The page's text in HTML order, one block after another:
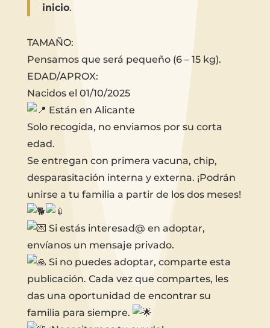
inicio.
TAMAÑO:
Pensamos que será pequeño (6 – 15 kg).
EDAD/APROX:
Nacidos el 01/10/2025
Están en Alicante
Solo recogida, no enviamos por su corta
edad.
Se entregan con primera vacuna, chip,
desparasitación interna y externa. ¡Podrán
unirse a tu familia a partir de los dos meses!
Si estás interesad@ en adoptar,
envíanos un mensaje privado.
Si no puedes adoptar, comparte esta
publicación. Cada vez que compartes, les
das una oportunidad de encontrar su
familia para siempre.